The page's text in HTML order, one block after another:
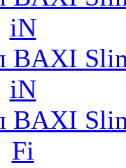
iN
BAXI
iN
BAXI
Fi